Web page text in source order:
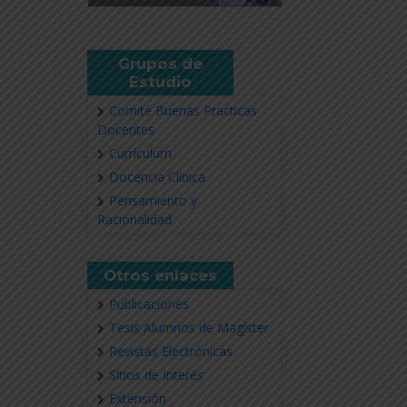
Grupos de
Estudio
Comité Buenas Practicas
Docentes
Currículum
Docencia Clínica
Pensamiento y
Racionalidad
Otros enlaces
Publicaciones
Tesis Alumnos de Magíster
Revistas Electrónicas
Sitios de Interés
Extensión